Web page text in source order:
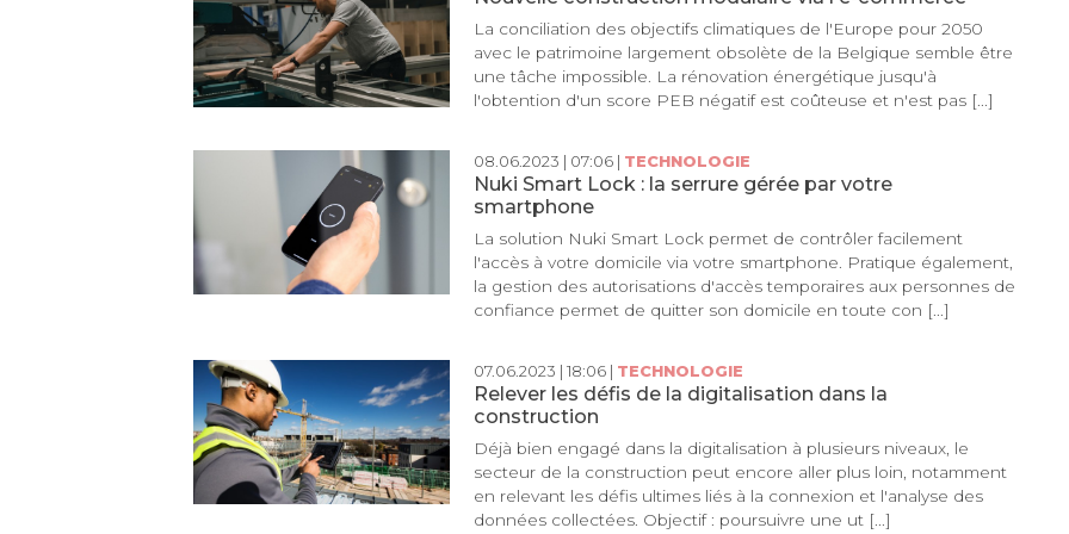
La conciliation des objectifs climatiques de l'Europe pour 2050
avec le patrimoine largement obsolète de la Belgique semble être
une tâche impossible. La rénovation énergétique jusqu'à
l'obtention d'un score PEB négatif est coûteuse et n'est pas [...]
08.06.2023 | 07:06 | TECHNOLOGIE
Nuki Smart Lock : la serrure gérée par votre
smartphone
La solution Nuki Smart Lock permet de contrôler facilement
l'accès à votre domicile via votre smartphone. Pratique également,
la gestion des autorisations d'accès temporaires aux personnes de
confiance permet de quitter son domicile en toute con [...]
07.06.2023 | 18:06 | TECHNOLOGIE
Relever les défis de la digitalisation dans la
construction
Déjà bien engagé dans la digitalisation à plusieurs niveaux, le
secteur de la construction peut encore aller plus loin, notamment
en relevant les défis ultimes liés à la connexion et l'analyse des
données collectées. Objectif : poursuivre une ut [...]